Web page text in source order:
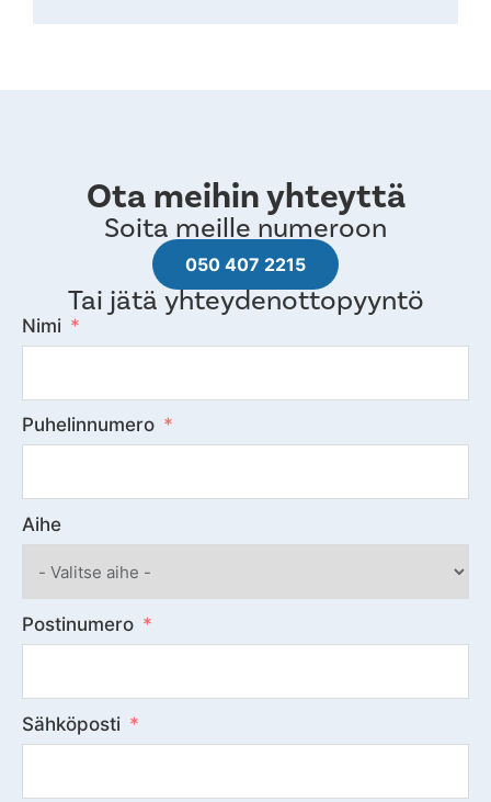
Ota meihin yhteyttä
Soita meille numeroon
050 407 2215
Tai jätä yhteydenottopyyntö
Nimi
Puhelinnumero
Aihe
Postinumero
Sähköposti